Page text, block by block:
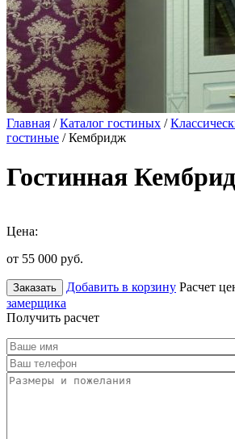
Главная /Каталог гостиных /
гостиные / Кембридж
Гостинная
Цена:
от 55 000 руб.
Заказать Добавить в корзину Расчет
замерщика
Получить расчет